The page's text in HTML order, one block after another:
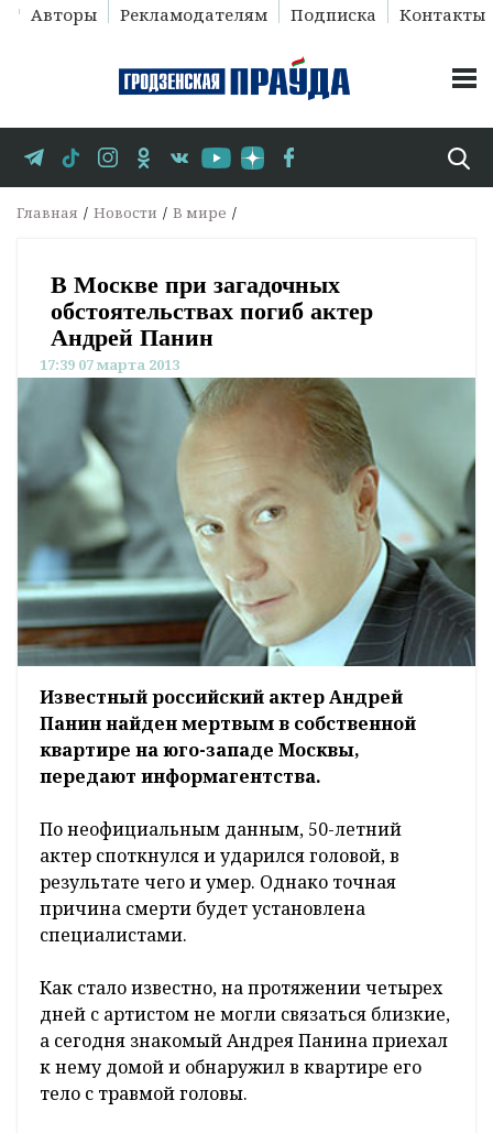
Авторы Рекламодателям Подписка Контакты
Главная Новости В мире
В Москве при загадочных
обстоятельствах погиб актер
Андрей Панин
17:39 07 марта 2013
Известный российский актер Андрей
Панин найден мертвым в собственной
квартире на юго-западе Москвы,
передают информагентства.
По неофициальным данным, 50-летний
актер споткнулся и ударился головой, в
результате чего и умер. Однако точная
причина смерти будет установлена
специалистами.
Как стало известно, на протяжении четырех
дней с артистом не могли связаться близкие,
а сегодня знакомый Андрея Панина приехал
к нему домой и обнаружил в квартире его
тело с травмой головы.